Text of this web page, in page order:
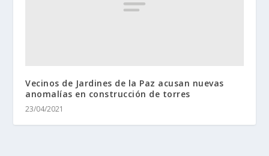
Vecinos de Jardines de la Paz acusan nuevas
anomalías en construcción de torres
23/04/2021